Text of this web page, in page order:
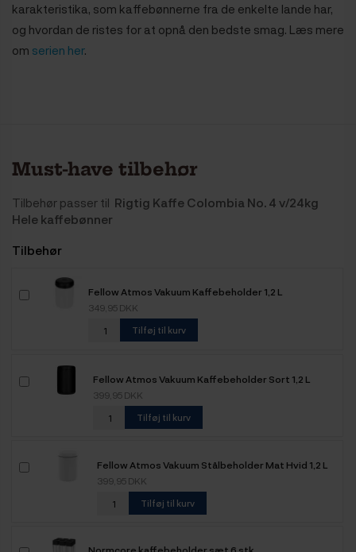
karakteristika, som kaffebønnerne fra de enkelte lande har,
og hvordan de ristes for at opnå den bedste smag. Læs mere
om serien her.
Must-have tilbehør
Tilbehør passer til Rigtig Kaffe Colombia No. 4 v/24kg
Hele kaffebønner
Tilbehør
Fellow Atmos Vakuum Kaffebeholder 1,2 L
349,95 DKK
Tilføj til kurv
Fellow Atmos Vakuum Kaffebeholder Sort 1,2 L
399,95 DKK
Tilføj til kurv
Fellow Atmos Vakuum Stålbeholder Mat Hvid 1,2 L
399,95 DKK
Tilføj til kurv